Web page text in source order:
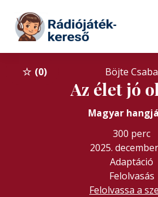
Tovább a tartalomhoz
0 Böjte Csaba
Az élet jó
Magyar
300 perc
2025.
Adaptáció
Felolvasás
Felolvassa a